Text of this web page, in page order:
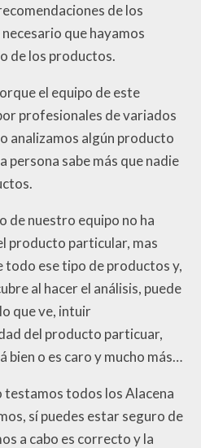
de los
que hayamos
de los productos.
el equipo de este
profesionales de variados
analizamos algún producto
persona sabe más que nadie
de nuestro equipo no ha
producto particular, mas
todo ese tipo de productos y,
al hacer el análisis, puede
que ve, intuir
del producto particuar,
bien o es caro y mucho más…
testamos todos los Alacena
sí puedes estar seguro de
a cabo es correcto y la